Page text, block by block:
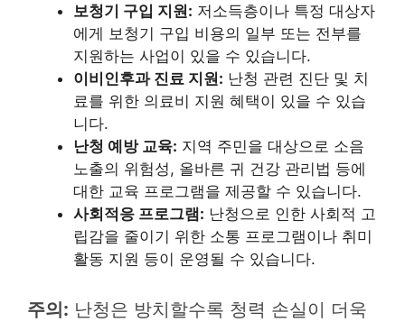
보청기 구입 지원: 저소득층이나 특정 대상자
에게 보청기 구입 비용의 일부 또는 전부를
지원하는 사업이 있을 수 있습니다.
이비인후과 진료 지원: 난청 관련 진단 및 치
료를 위한 의료비 지원 혜택이 있을 수 있습
니다.
난청 예방 교육: 지역 주민을 대상으로 소음
노출의 위험성, 올바른 귀 건강 관리법 등에
대한 교육 프로그램을 제공할 수 있습니다.
사회적응 프로그램: 난청으로 인한 사회적 고
립감을 줄이기 위한 소통 프로그램이나 취미
활동 지원 등이 운영될 수 있습니다.
주의: 난청은 방치할수록 청력 손실이 더욱